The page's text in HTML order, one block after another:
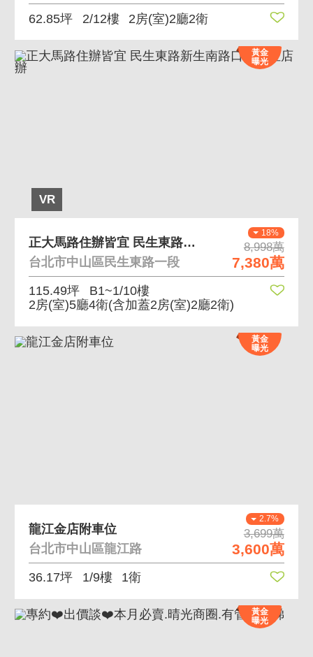
62.85坪 2/12樓 2房(室)2廳2衛
VR
黃金
曝光
18%
8,998萬
7,380萬
正大馬路住辦皆宜 民生東路新生南路口附車位店辦
台北市中山區民生東路一段
115.49坪
B1~1/10樓
2房(室)5廳4衛(含加蓋2房(室)2廳2衛)
黃金
曝光
2.7%
3,699萬
3,600萬
龍江金店附車位
台北市中山區龍江路
36.17坪 1/9樓 1衛
黃金
曝光